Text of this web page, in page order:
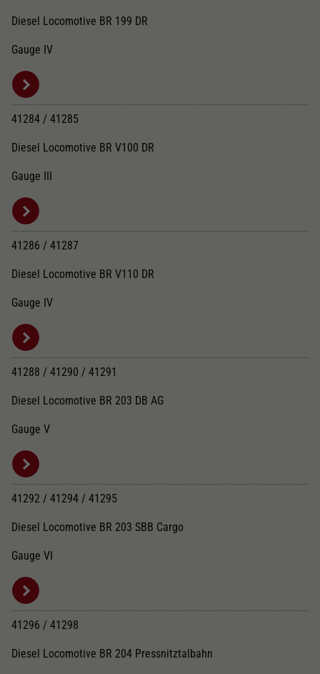
Diesel Locomotive BR 199 DR
Gauge IV
41284 / 41285
Diesel Locomotive BR V100 DR
Gauge III
41286 / 41287
Diesel Locomotive BR V110 DR
Gauge IV
41288 / 41290 / 41291
Diesel Locomotive BR 203 DB AG
Gauge V
41292 / 41294 / 41295
Diesel Locomotive BR 203 SBB Cargo
Gauge VI
41296 / 41298
Diesel Locomotive BR 204 Pressnitztalbahn